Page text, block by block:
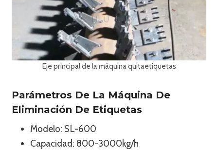
Eje principal de la máquina quitaetiquetas
Parámetros De La Máquina De
Eliminación De Etiquetas
Modelo: SL-600
Capacidad: 800-3000kg/h